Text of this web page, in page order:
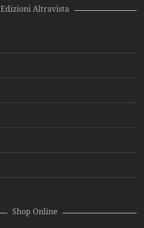
Edizioni Altravista
Shop Online